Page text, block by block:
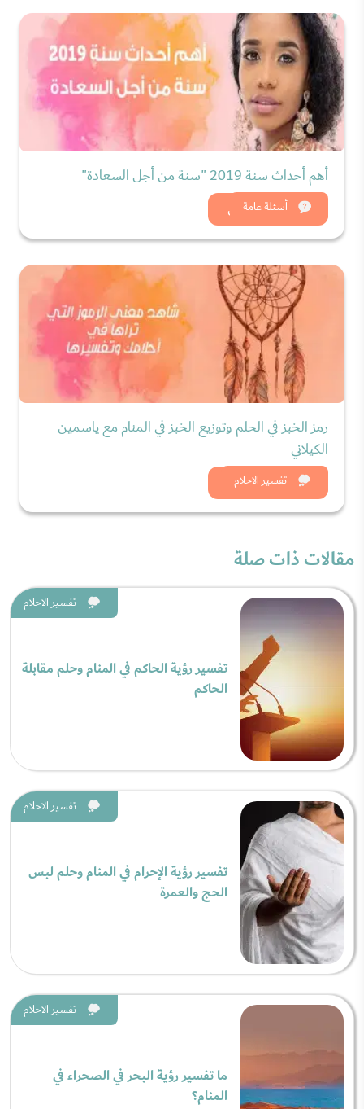
أسئلة عامة
أهم أحداث سنة 2019 "سنة من أجل السعادة"
شاهد الان
تفسير الاحلام
رمز الخبز في الحلم وتوزيع الخبز في المنام مع ياسمين
الكيلاني
شاهد الان
مقالات ذات صلة
تفسير الاحلام
تفسير رؤية الحاكم في المنام وحلم مقابلة
الحاكم
تفسير الاحلام
تفسير رؤية الإحرام في المنام وحلم لبس
الحج والعمرة
تفسير الاحلام
ما تفسير رؤية البحر في الصحراء في
المنام؟